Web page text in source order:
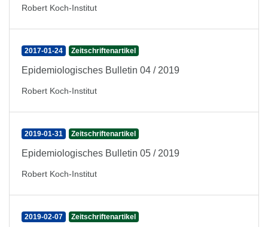
Robert Koch-Institut
2017-01-24 Zeitschriftenartikel
Epidemiologisches Bulletin 04 / 2019
Robert Koch-Institut
2019-01-31 Zeitschriftenartikel
Epidemiologisches Bulletin 05 / 2019
Robert Koch-Institut
2019-02-07 Zeitschriftenartikel